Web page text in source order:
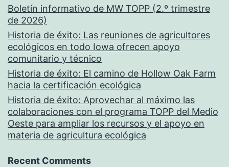
Boletín informativo de MW TOPP (2.º trimestre
de 2026)
Historia de éxito: Las reuniones de agricultores
ecológicos en todo Iowa ofrecen apoyo
comunitario y técnico
Historia de éxito: El camino de Hollow Oak Farm
hacia la certificación ecológica
Historia de éxito: Aprovechar al máximo las
colaboraciones con el programa TOPP del Medio
Oeste para ampliar los recursos y el apoyo en
materia de agricultura ecológica
Recent Comments